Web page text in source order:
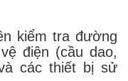
tra đường
điện (cầu dao,
các thiết bị sử